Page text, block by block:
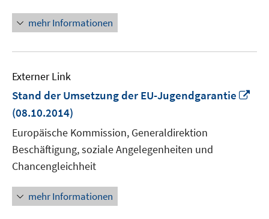
mehr Informationen
Externer Link
Stand der Umsetzung der EU-Jugendgarantie
(08.10.2014)
Europäische Kommission, Generaldirektion
Beschäftigung, soziale Angelegenheiten und
Chancengleichheit
mehr Informationen